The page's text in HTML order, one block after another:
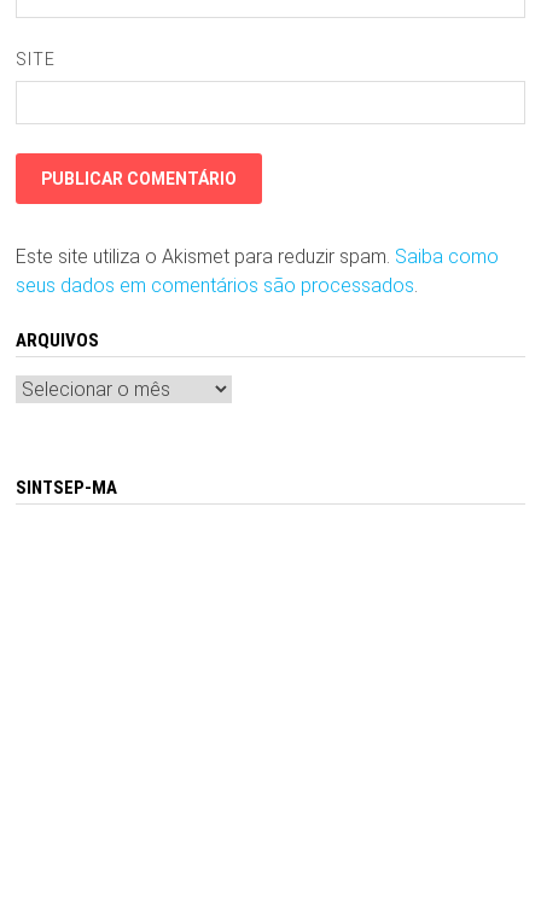
SITE
Este site utiliza o Akismet para reduzir spam. Saiba como
seus dados em comentários são processados
ARQUIVOS
Arquivos
SINTSEP-MA